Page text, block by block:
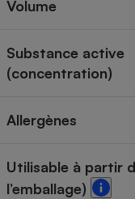
Volume
Substance active
(concentration)
Allergènes
Utilisable à partir
l’emballage)